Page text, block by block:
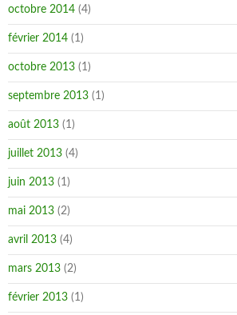
octobre 2014 (4)
février 2014 (1)
octobre 2013 (1)
septembre 2013 (1)
août 2013 (1)
juillet 2013 (4)
juin 2013 (1)
mai 2013 (2)
avril 2013 (4)
mars 2013 (2)
février 2013 (1)